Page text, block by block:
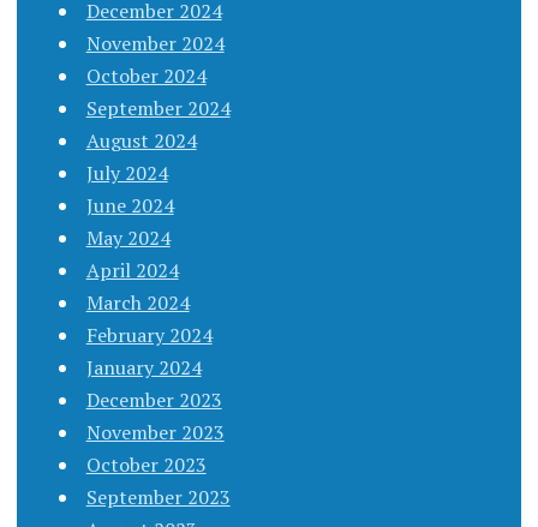
December 2024
November 2024
October 2024
September 2024
August 2024
July 2024
June 2024
May 2024
April 2024
March 2024
February 2024
January 2024
December 2023
November 2023
October 2023
September 2023